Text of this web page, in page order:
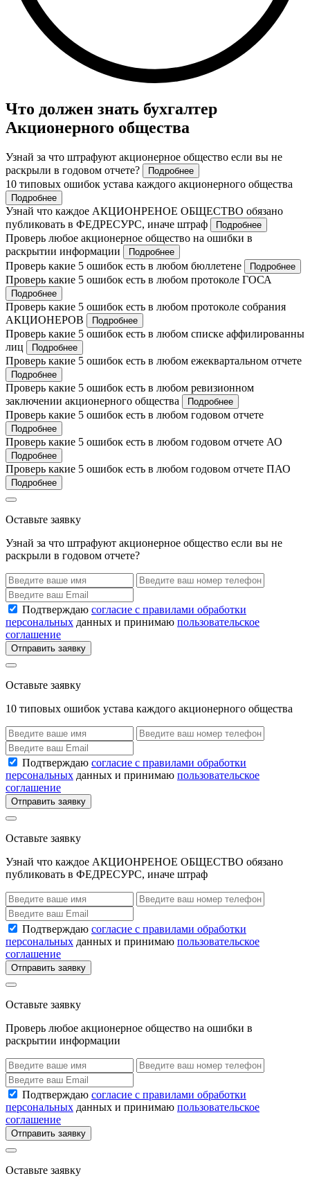
Что должен знать бухгалтер
Акционерного общества
Узнай за что штрафуют акционерное общество если вы не
раскрыли в годовом отчете?
Подробнее
10 типовых ошибок устава каждого акционерного общества
Подробнее
Узнай что каждое АКЦИОНРЕНОЕ ОБЩЕСТВО обязано
публиковать в ФЕДРЕСУРС, иначе штраф
Подробнее
Проверь любое акционерное общество на ошибки в
раскрытии информации
Подробнее
Проверь какие 5 ошибок есть в любом бюллетене Подробнее
Проверь какие 5 ошибок есть в любом протоколе ГОСА
Подробнее
Проверь какие 5 ошибок есть в любом протоколе собрания
АКЦИОНЕРОВ
Подробнее
Проверь какие 5 ошибок есть в любом списке аффилированны
лиц
Подробнее
Проверь какие 5 ошибок есть в любом ежеквартальном отчете
Подробнее
Проверь какие 5 ошибок есть в любом ревизионном
заключении акционерного общества
Подробнее
Проверь какие 5 ошибок есть в любом годовом отчете
Подробнее
Проверь какие 5 ошибок есть в любом годовом отчете АО
Подробнее
Проверь какие 5 ошибок есть в любом годовом отчете ПАО
Подробнее
Оставьте заявку
Узнай за что штрафуют акционерное общество если вы не
раскрыли в годовом отчете?
Подтверждаю согласие с правилами обработки
персональных данных и принимаю пользовательское
соглашение
Отправить заявку
Оставьте заявку
10 типовых ошибок устава каждого акционерного общества
Подтверждаю согласие с правилами обработки
персональных данных и принимаю пользовательское
соглашение
Отправить заявку
Оставьте заявку
Узнай что каждое АКЦИОНРЕНОЕ ОБЩЕСТВО обязано
публиковать в ФЕДРЕСУРС, иначе штраф
Подтверждаю согласие с правилами обработки
персональных данных и принимаю пользовательское
соглашение
Отправить заявку
Оставьте заявку
Проверь любое акционерное общество на ошибки в
раскрытии информации
Подтверждаю согласие с правилами обработки
персональных данных и принимаю пользовательское
соглашение
Отправить заявку
Оставьте заявку